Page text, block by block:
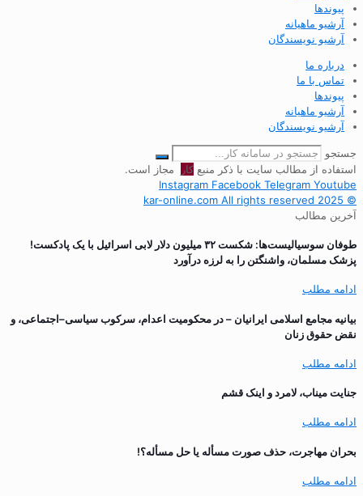
پیوندها
آرشیو ماهیانه
آرشیو نویسندگان
درباره ما
تماس با ما
پیوندها
آرشیو ماهیانه
آرشیو نویسندگان
جستجو
استفاده از مطالب سایت با ذکر منبعکار
مجاز است.
Instagram Facebook Telegram Youtube
© 2025 kar-online.com All rights reserved
آخرین مطالب
طوفان سوسیالیست‌ها: شکست ۳۲ میلیون دلار لابی اسرائیل با یک پادکست!
پزشک مسلمان، واشنگتن را به لرزه درآورد
ادامه مطلب
بیانیه مجامع اسلامی ایرانیان – در محکومیت اعدام، سرکوب سیاسی–اجتماعی، و
نقض حقوق زنان
ادامه مطلب
جنایت میناب، لامرد و اینک قشم
ادامه مطلب
بحران مهاجرت‌، حذف صورت مسأله یا حل مسأله؟!
ادامه مطلب